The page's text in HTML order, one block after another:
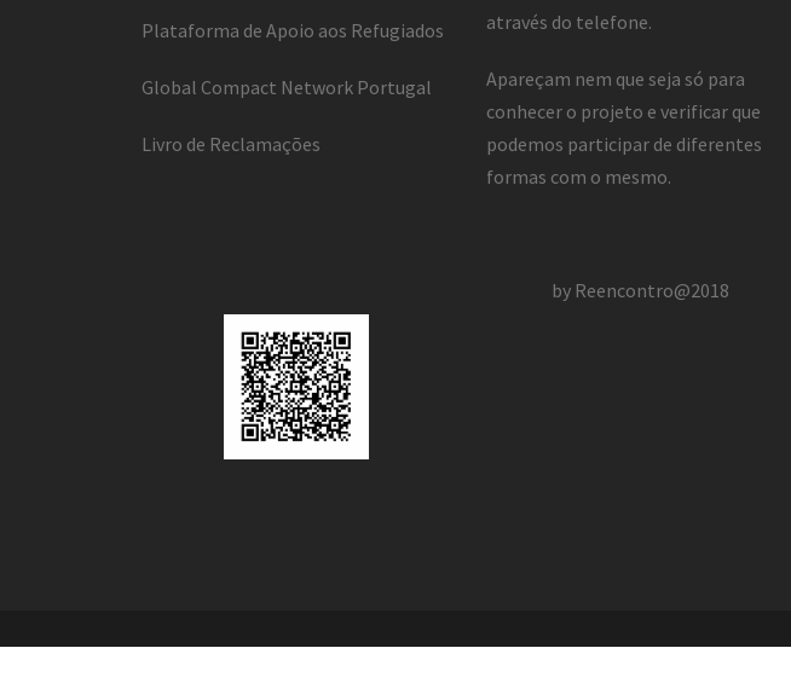
Plataforma de Apoio aos Refugiados
Global Compact Network Portugal
Livro de Reclamações
através do telefone.
Apareçam nem que seja só para
conhecer o projeto e verificar que
podemos participar de diferentes
formas com o mesmo.
by Reencontro@2018